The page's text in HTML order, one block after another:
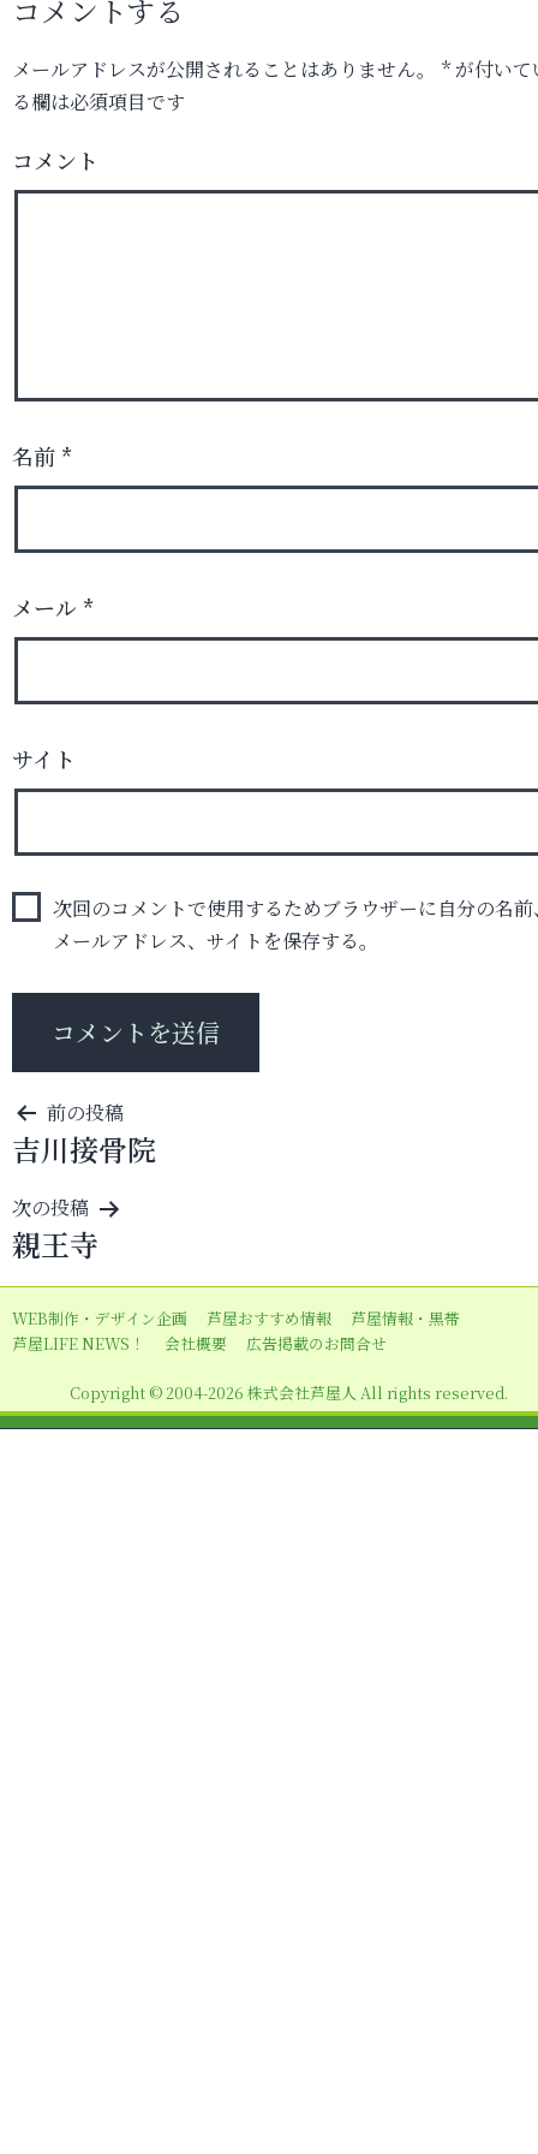
コメントする
メールアドレスが公開されることはありません。 *が付いて
る欄は必須項目です
コメント
名前 *
メール *
サイト
次回のコメントで使用するためブラウザーに自分の名前
メールアドレス、サイトを保存する。
投
稿
ナ
ビ
ゲ
ー
シ
ン
前の投稿
吉川接骨院
次の投稿
親王寺
WEB制作・デザイン企画 芦屋おすすめ情報
芦屋情報・黒帯
芦屋LIFE NEWS！
会社概要 広告掲載のお問合せ
Copyright © 2004-2026 株式会社芦屋人 All rights reserved.